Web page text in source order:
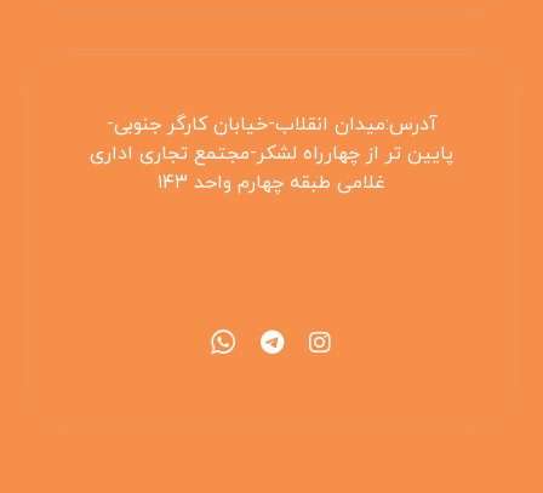
آدرس:میدان انقلاب-خیابان کارگر جنوبی-
پایین تر از چهارراه لشکر-مجتمع تجاری اداری
غلامی طبقه چهارم واحد ۱۴۳